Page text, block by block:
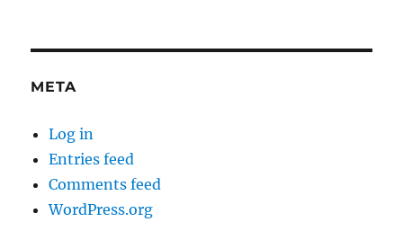
META
Log in
Entries feed
Comments feed
WordPress.org